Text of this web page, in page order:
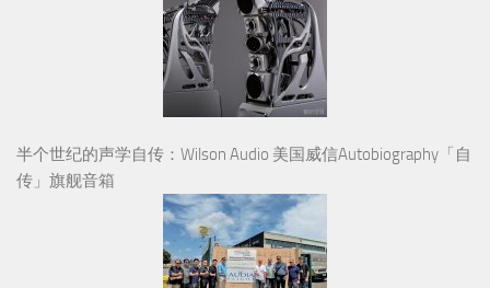
半个世纪的声学自传：Wilson Audio 美国威信Autobiography「自
传」旗舰音箱